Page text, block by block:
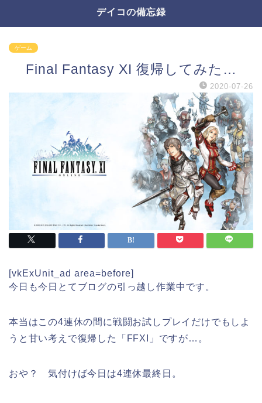
デイコの備忘録
ゲーム
Final Fantasy XI 復帰してみた…
2020-07-26
[vkExUnit_ad area=before]
今日も今日とてブログの引っ越し作業中です。
本当はこの4連休の間に戦闘お試しプレイだけでもしよ
うと甘い考えで復帰した「FFXI」ですが…。
おや？ 気付けば今日は4連休最終日。